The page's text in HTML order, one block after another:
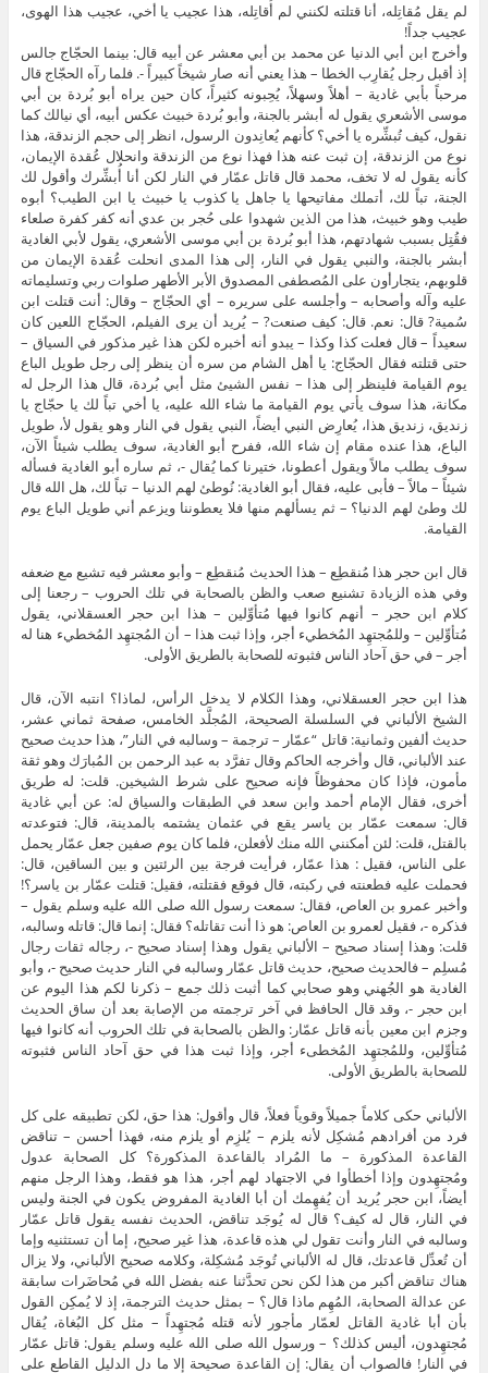
لم يقل مُقاتِله، أنا قتلته لكنني لم أُقاتِله، هذا عجيب يا أخي، عجيب هذا الهوى،
عجيب جداً!
وأخرج ابن أبي الدنيا عن محمد بن أبي معشر عن أبيه قال: بينما الحجّاج جالس
إذ أقبل رجل يُقارِب الخطا – هذا يعني أنه صار شيخاً كبيراً -. فلما رآه الحجّاج قال
مرحباً بأبي غادية – أهلاً وسهلاً، يُحِبونه كثيراً، كان حين يراه أبو بُردة بن أبي
موسى الأشعري يقول له أبشر بالجنة، وأبو بُردة خبيث عكس أبيه، أي نيالك كما
نقول، كيف تُبشِّره يا أخي؟ كأنهم يُعانِدون الرسول، انظر إلى حجم الزندقة، هذا
نوع من الزندقة، إن ثبت عنه هذا فهذا نوع من الزندقة وانحلال عُقدة الإيمان،
كأنه يقول له لا تخف، محمد قال قاتل عمّار في النار لكن أنا أُبشِّرك وأقول لك
الجنة، تباً لك، أتملك مفاتيحها يا جاهل يا كذوب يا خبيث يا ابن الطيب؟ أبوه
طيب وهو خبيث، هذا من الذين شهدوا على حُجر بن عدي أنه كفر كفرة صلعاء
فقُتِل بسبب شهادتهم، هذا أبو بُردة بن أبي موسى الأشعري، يقول لأبي الغادية
أبشر بالجنة، والنبي يقول في النار، إلى هذا المدى انحلت عُقدة الإيمان من
قلوبهم، يتجارأون على المُصطفى المصدوق الأبر الأطهر صلوات ربي وتسليماته
عليه وآله وأصحابه – وأجلسه على سريره – أي الحجّاج – وقال: أنت قتلت ابن
سُمية? قال: نعم. قال: كيف صنعت? – يُريد أن يرى الفيلم، الحجّاج اللعين كان
سعيداً – قال فعلت كذا وكذا – يبدو أنه أخبره لكن هذا غير مذكور في السياق –
حتى قتلته فقال الحجّاج: يا أهل الشام من سره أن ينظر إلى رجل طويل الباع
يوم القيامة فلينظر إلى هذا – نفس الشيئ مثل أبي بُردة، قال هذا الرجل له
مكانة، هذا سوف يأتي يوم القيامة ما شاء الله عليه، يا أخي تباً لك يا حجّاج يا
زنديق، زنديق هذا، يُعارِض النبي أيضاً، النبي يقول في النار وهو يقول لأ، طويل
الباع، هذا عنده مقام إن شاء الله، ففرح أبو الغادية، سوف يطلب شيئاً الآن،
سوف يطلب مالاً ويقول أعطونا، ختيرنا كما يُقال -، ثم ساره أبو الغادية فسأله
شيئاً – مالاً – فأبى عليه، فقال أبو الغادية: نُوطئ لهم الدنيا – تباً لك، هل الله قال
لك وطئ لهم الدنيا؟ – ثم يسألهم منها فلا يعطوننا ويزعم أني طويل الباع يوم
القيامة.
قال ابن حجر هذا مُنقطِع – هذا الحديث مُنقطِع – وأبو معشر فيه تشيع مع ضعفه
وفي هذه الزيادة تشنيع صعب والظن بالصحابة في تلك الحروب – رجعنا إلى
كلام ابن حجر – أنهم كانوا فيها مُتأوِّلين – هذا ابن حجر العسقلاني، يقول
مُتأوِّلين – وللمُجتهِد المُخطيء أجر، وإذا ثبت هذا – أن المُجتهِد المُخطيء هنا له
أجر – في حق آحاد الناس فثبوته للصحابة بالطريق الأولى.
هذا ابن حجر العسقلاني، وهذا الكلام لا يدخل الرأس، لماذا؟ انتبه الآن، قال
الشيخ الألباني في السلسلة الصحيحة، المُجلَّد الخامس، صفحة ثماني عشر،
حديث ألفين وثمانية: قاتل “عمّار – ترجمة – وسالبه في النار”، هذا حديث صحيح
عند الألباني، قال وأخرجه الحاكم وقال تفرَّد به عبد الرحمن بن المُبارَك وهو ثقة
مأمون، فإذا كان محفوظاً فإنه صحيح على شرط الشيخين. قلت: له طريق
أخرى، فقال الإمام أحمد وابن سعد في الطبقات والسياق له: عن أبي غادية
قال: سمعت عمّار بن ياسر يقع في عثمان يشتمه بالمدينة، قال: فتوعدته
بالقتل، قلت: لئن أمكنني الله منك لأفعلن، فلما كان يوم صفين جعل عمّار يحمل
على الناس، فقيل : هذا عمّار، فرأيت فرجة بين الرئتين و بين الساقين، قال:
فحملت عليه فطعنته في ركبته، قال فوقع فقتلته، فقيل: قتلت عمّار بن ياسر؟!
وأخبر عمرو بن العاص، فقال: سمعت رسول الله صلى الله عليه وسلم يقول –
فذكره -، فقيل لعمرو بن العاص: هو ذا أنت تقاتله؟ فقال: إنما قال: قاتله وسالبه،
قلت: وهذا إسناد صحيح – الألباني يقول وهذا إسناد صحيح -، رجاله ثقات رجال
مُسلِم – فالحديث صحيح، حديث قاتل عمّار وسالبه في النار حديث صحيح -، وأبو
الغادية هو الجُهني وهو صحابي كما أثبت ذلك جمع – ذكرنا لكم هذا اليوم عن
ابن حجر -، وقد قال الحافظ في آخر ترجمته من الإصابة بعد أن ساق الحديث
وجزم ابن معين بأنه قاتل عمّار: والظن بالصحابة في تلك الحروب أنه كانوا فيها
مُتأوِّلين، وللمُجتهِد المُخطىء أجر، وإذا ثبت هذا في حق آحاد الناس فثبوته
للصحابة بالطريق الأولى.
الألباني حكى كلاماً جميلاً وقوياً فعلاً، قال وأقول: هذا حق، لكن تطبيقه على كل
فرد من أفرادهم مُشكِل لأنه يلزم – يُلزِم أو يلزم منه، فهذا أحسن – تناقض
القاعدة المذكورة – ما المُراد بالقاعدة المذكورة؟ كل الصحابة عدول
ومُجتهِدون وإذا أخطأوا في الاجتهاد لهم أجر، هذا هو فقط، وهذا الرجل منهم
أيضاً، ابن حجر يُريد أن يُفهِمك أن أبا الغادية المفروض يكون في الجنة وليس
في النار، قال له كيف؟ قال له يُوجَد تناقض، الحديث نفسه يقول قاتل عمّار
وسالبه في النار وأنت تقول لي هذه قاعدة، هذا غير صحيح، إما أن تستثنيه وإما
أن تُعدِّل قاعدتك، قال له الألباني تُوجَد مُشكِلة، وكلامه صحيح الألباني، ولا يزال
هناك تناقض أكبر من هذا لكن نحن تحدَّثنا عنه بفضل الله في مُحاضَرات سابقة
عن عدالة الصحابة، المُهِم ماذا قال؟ – بمثل حديث الترجمة، إذ لا يُمكِن القول
بأن أبا غادية القاتل لعمّار مأجور لأنه قتله مُجتهِداً – مثل كل البُغاة، يُقال
مُجتهِدون، أليس كذلك؟ – ورسول الله صلى الله عليه وسلم يقول: قاتل عمّار
في النار! فالصواب أن يقال: إن القاعدة صحيحة إلا ما دل الدليل القاطع على